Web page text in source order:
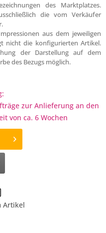
des Marktplatzes.
die vom Verkäufer
aus dem jeweiligen
nicht die konfigurierten Artikel.
der Darstellung auf dem
des Bezugs möglich.
zur Anlieferung an den
von ca. 6 Wochen
Artikel